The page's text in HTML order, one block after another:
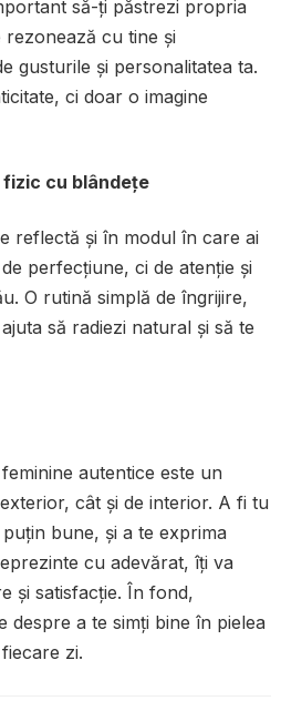
să-ți păstrezi propria
cu tine și
gusturile și personalitatea ta.
ci doar o imagine
cu blândețe
reflectă și în modul în care ai
perfecțiune, ci de atenție și
O rutină simplă de îngrijire,
să radiezi natural și să te
autentice este un
cât și de interior. A fi tu
bune, și a te exprima
cu adevărat, îți va
și satisfacție. În fond,
despre a te simți bine în pielea
zi.